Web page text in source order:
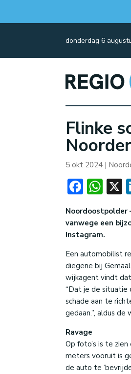
donderdag 6
Flinke
5 okt 2024 |
Noordoostpolder
vanwege een
Instagram.
Een automobilist
diegene bij
wijkagent vindt
“Dat je de situatie
schade aan te
gedaan.”, aldus de
Ravage
Op foto’s is te
meters vooruit is
de auto te